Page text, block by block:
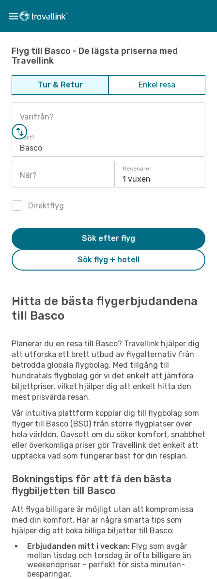
Flyg till Basco - De lägsta priserna med
Travellink
Tur & Retur Enkel resa
Varifrån?
Vart?
Basco
När?
Resenärer
1 vuxen
Direktflyg
Sök flyg + hotell
Sök efter flyg
Hitta de bästa flygerbjudandena
till Basco
Planerar du en resa till Basco? Travellink hjälper dig
att utforska ett brett utbud av flygalternativ från
betrodda globala flygbolag. Med tillgång till
hundratals flygbolag gör vi det enkelt att jämföra
biljettpriser, vilket hjälper dig att enkelt hitta den
mest prisvärda resan.
Vår intuitiva plattform kopplar dig till flygbolag som
flyger till Basco (BSO) från större flygplatser över
hela världen. Oavsett om du söker komfort, snabbhet
eller överkomliga priser gör Travellink det enkelt att
upptäcka vad som fungerar bäst för din resplan.
Bokningstips för att få den bästa
flygbiljetten till Basco
Att flyga billigare är möjligt utan att kompromissa
med din komfort. Här är några smarta tips som
hjälper dig att boka billiga biljetter till Basco:
Erbjudanden mitt i veckan: Flyg som avgår
mellan tisdag och torsdag är ofta billigare än
weekendpriser – perfekt för sista minuten-
besparingar.